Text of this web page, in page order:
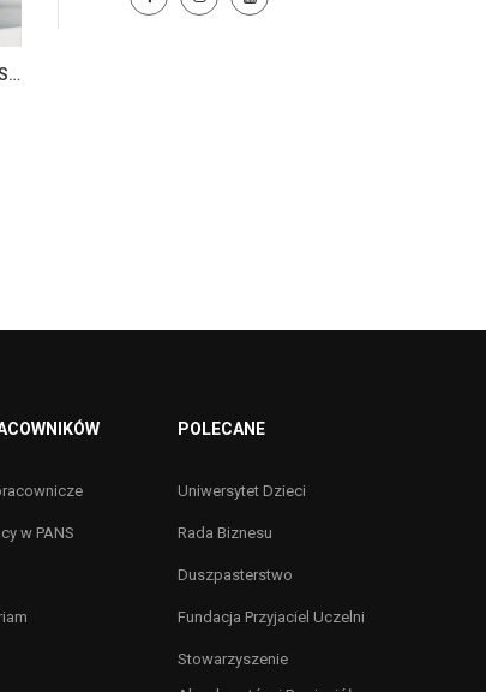
Trwa nabór na certyfikowane szkolenie SCRUM
w PANS
POLECANE
Uniwersytet Dzieci
Rada Biznesu
Duszpasterstwo
Fundacja Przyjaciel Uczelni
Stowarzyszenie